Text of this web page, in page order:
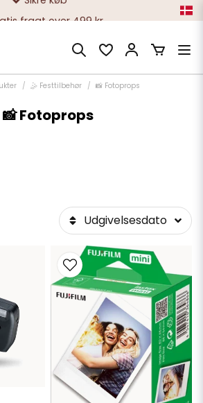
vis af tilfredse kunder
🤹 Festtilbehør 📸 Fotoprops
📸 Fotoprops
Udgivelsesdato